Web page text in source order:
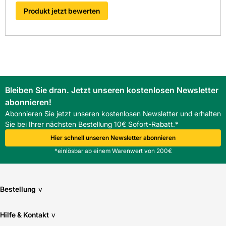
Produkt jetzt bewerten
Bleiben Sie dran. Jetzt unseren kostenlosen Newsletter
abonnieren!
Abonnieren Sie jetzt unseren kostenlosen Newsletter und erhalten
Sie bei Ihrer nächsten Bestellung 10€ Sofort-Rabatt.*
Hier schnell unseren Newsletter abonnieren
*einlösbar ab einem Warenwert von 200€
Bestellung v
Hilfe & Kontakt v